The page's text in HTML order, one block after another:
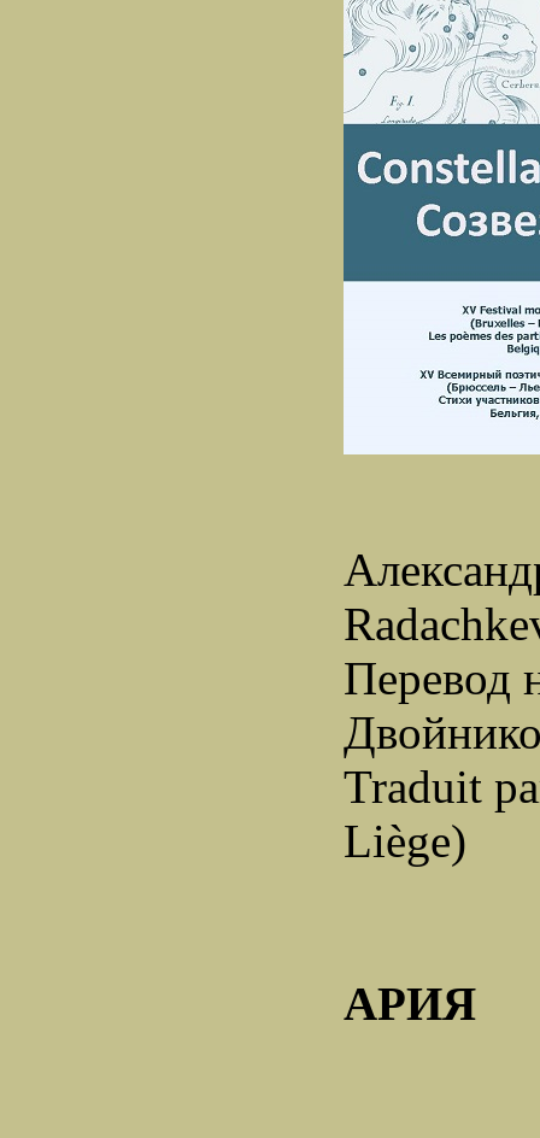
Перевод
Traduit
Liège)
АРИЯ